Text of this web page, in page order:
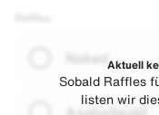
Naked Aktuell
Sobald Raffles
listen wir